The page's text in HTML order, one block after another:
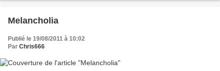
Melancholia
Publié le 19/08/2011 à 10:02
Par Chris666